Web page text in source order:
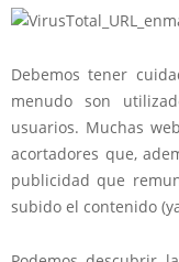
Debemos tener
menudo son
usuarios. Muchas
acortadores que,
publicidad que
subido el contenido